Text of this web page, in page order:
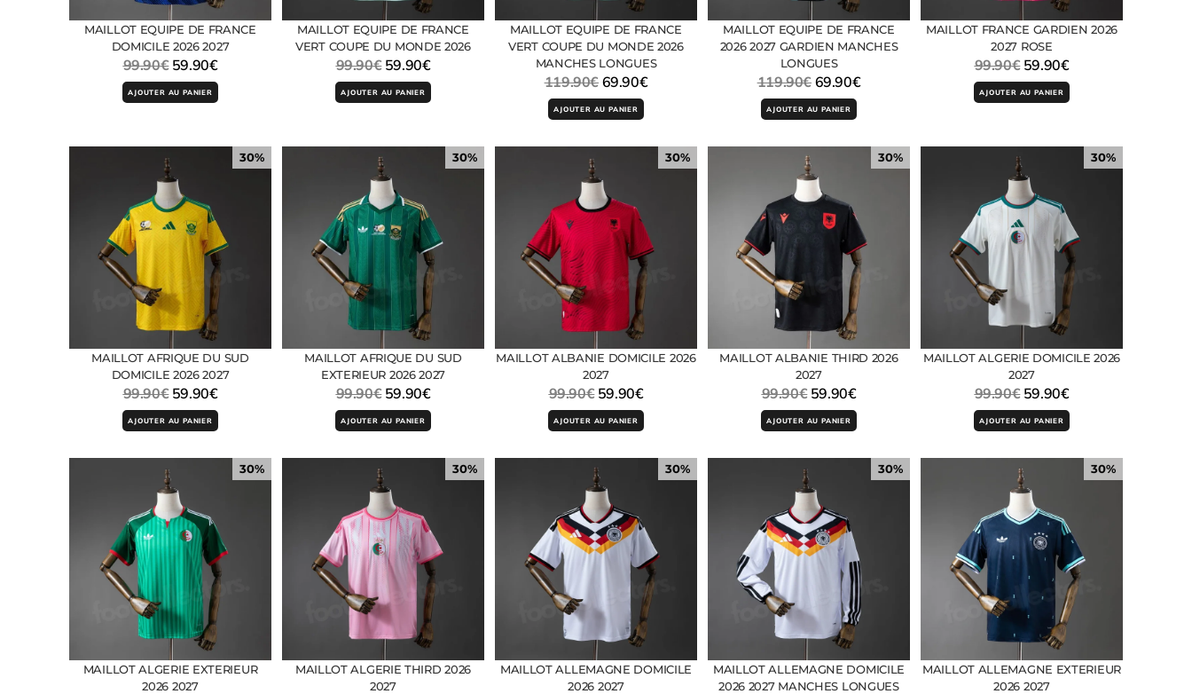
MAILLOT EQUIPE DE FRANCE
DOMICILE 2026 2027
99.90€ 59.90€
AJOUTER AU PANIER
MAILLOT EQUIPE DE FRANCE
VERT COUPE DU MONDE 2026
99.90€ 59.90€
AJOUTER AU PANIER
MAILLOT EQUIPE DE FRANCE
VERT COUPE DU MONDE 2026
MANCHES LONGUES
119.90€ 69.90€
AJOUTER AU PANIER
MAILLOT EQUIPE DE FRANCE
2026 2027 GARDIEN MANCHES
LONGUES
119.90€ 69.90€
AJOUTER AU PANIER
MAILLOT FRANCE GARDIEN 2026
2027 ROSE
99.90€ 59.90€
AJOUTER AU PANIER
30%
MAILLOT AFRIQUE DU SUD
DOMICILE 2026 2027
99.90€ 59.90€
AJOUTER AU PANIER
30%
MAILLOT AFRIQUE DU SUD
EXTERIEUR 2026 2027
99.90€ 59.90€
AJOUTER AU PANIER
30%
MAILLOT ALBANIE DOMICILE 2026
2027
99.90€ 59.90€
AJOUTER AU PANIER
30%
MAILLOT ALBANIE THIRD 2026
2027
99.90€ 59.90€
AJOUTER AU PANIER
30%
MAILLOT ALGERIE DOMICILE 2026
2027
99.90€ 59.90€
AJOUTER AU PANIER
30%
MAILLOT ALGERIE EXTERIEUR
2026 2027
30%
MAILLOT ALGERIE THIRD 2026
2027
30%
MAILLOT ALLEMAGNE DOMICILE
2026 2027
30%
MAILLOT ALLEMAGNE DOMICILE
2026 2027 MANCHES LONGUES
30%
MAILLOT ALLEMAGNE EXTERIEUR
2026 2027